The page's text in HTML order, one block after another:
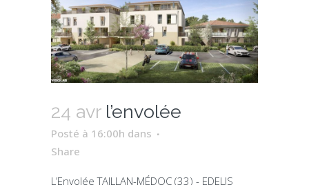
24 avr l’envolée
Posté à 16:00h dans
Share
L’Envolée TAILLAN-MÉDOC (33) - EDELIS